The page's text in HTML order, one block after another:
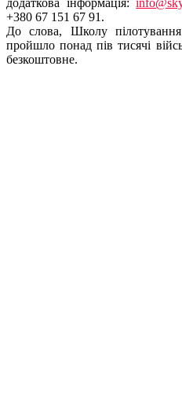
додаткова інформація:
+380 67 151 67 91.
До слова, Школу
пройшло понад пів тисячі
безкоштовне.